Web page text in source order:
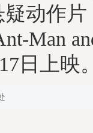
动作
Man
日上映